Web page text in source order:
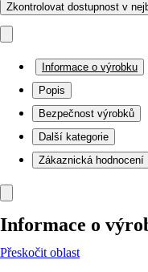
Zkontrolovat dostupnost v
Informace o výrobku
Popis
Bezpečnost výrobků
Další kategorie
Zákaznická hodnocení
Informace o
Přeskočit oblast